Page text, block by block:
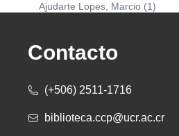
Ajudarte Lopes, Marcio (1)
(1)
Albareda Tiana (1)
Alcócer Alfaro, Diana (1)
Contacto
(+506) 2511-1716
biblioteca.ccp@ucr.ac.cr